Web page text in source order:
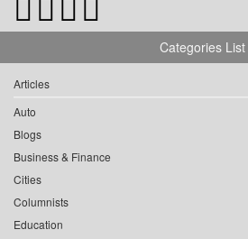
Categories List
Articles
Auto
Blogs
Business & Finance
Cities
Columnists
Education